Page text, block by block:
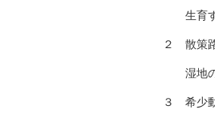
生育す
２ 散策
湿地の
３ 希少